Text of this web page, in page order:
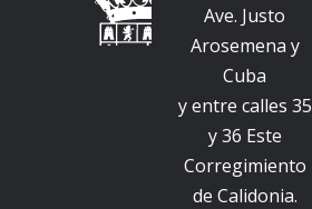
Ave. Justo
Arosemena y
Cuba
y entre calles 35
y 36 Este
Corregimiento
de Calidonia.